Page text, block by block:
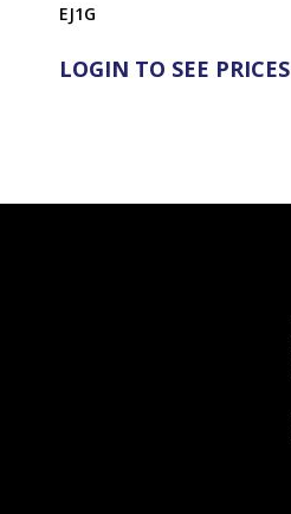
EJ1G
LOGIN TO SEE PRICES